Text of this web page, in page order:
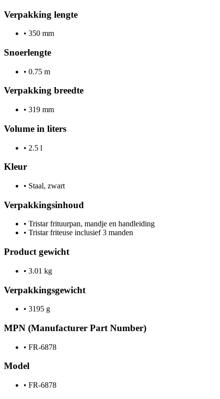
Verpakking lengte
• 350 mm
Snoerlengte
• 0.75 m
Verpakking breedte
• 319 mm
Volume in liters
• 2.5 l
Kleur
• Staal, zwart
Verpakkingsinhoud
• Tristar frituurpan, mandje en handleiding
• Tristar friteuse inclusief 3 manden
Product gewicht
• 3.01 kg
Verpakkingsgewicht
• 3195 g
MPN (Manufacturer Part Number)
• FR-6878
Model
• FR-6878